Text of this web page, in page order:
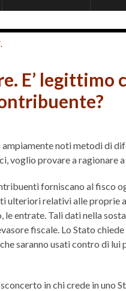
E’ legittimo
noti metodi di
voglio provare a ragionare
forniscano al fisco
ulteriori relativi alle proprie
entrate. Tali dati nella
fiscale. Lo Stato
saranno usati contro di lui
in chi crede in uno